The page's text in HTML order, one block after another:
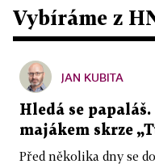
Vybíráme z
JAN KUBITA
Hledá se
majákem skrze
Před několika dny se